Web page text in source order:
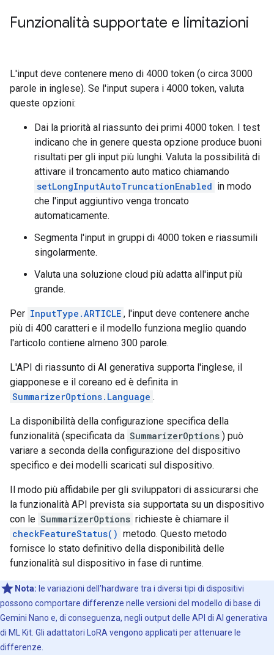
Funzionalità supportate e limitazioni
L'input deve contenere meno di 4000 token (o circa 3000
parole in inglese). Se l'input supera i 4000 token, valuta
queste opzioni:
Dai la priorità al riassunto dei primi 4000 token. I test
indicano che in genere questa opzione produce buoni
risultati per gli input più lunghi. Valuta la possibilità di
attivare il troncamento auto matico chiamando
setLongInputAutoTruncationEnabled in modo
che l'input aggiuntivo venga troncato
automaticamente.
Segmenta l'input in gruppi di 4000 token e riassumili
singolarmente.
Valuta una soluzione cloud più adatta all'input più
grande.
Per InputType.ARTICLE , l'input deve contenere anche
più di 400 caratteri e il modello funziona meglio quando
l'articolo contiene almeno 300 parole.
L'API di riassunto di AI generativa supporta l'inglese, il
giapponese e il coreano ed è definita in
SummarizerOptions.Language .
La disponibilità della configurazione specifica della
funzionalità (specificata da SummarizerOptions ) può
variare a seconda della configurazione del dispositivo
specifico e dei modelli scaricati sul dispositivo.
Il modo più affidabile per gli sviluppatori di assicurarsi che
la funzionalità API prevista sia supportata su un dispositivo
con le SummarizerOptions richieste è chiamare il
checkFeatureStatus() metodo. Questo metodo
fornisce lo stato definitivo della disponibilità delle
funzionalità sul dispositivo in fase di runtime.
Nota: le variazioni dell'hardware tra i diversi tipi di dispositivi
possono comportare differenze nelle versioni del modello di base di
Gemini Nano e, di conseguenza, negli output delle API di AI generativa
di ML Kit. Gli adattatori LoRA vengono applicati per attenuare le
differenze.